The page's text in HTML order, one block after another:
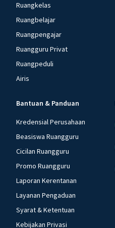
Ruangkelas
Ruangbelajar
Ruangpengajar
Ruangguru Privat
Ruangpeduli
Airis
Bantuan & Panduan
Kredensial Perusahaan
Beasiswa Ruangguru
Cicilan Ruangguru
Promo Ruangguru
Laporan Kerentanan
Layanan Pengaduan
Syarat & Ketentuan
Kebijakan Privasi